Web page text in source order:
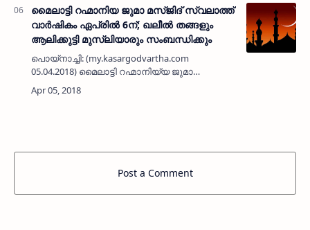
മൈലാട്ടി റഹ്മാനിയ ജുമാ മസ്ജിദ് സ്വലാത്ത്
വാര്‍ഷികം ഏപ്രില്‍ 6ന്; ഖലീല്‍ തങ്ങളും
ആലിക്കുട്ടി മുസ്ലിയാരും സംബന്ധിക്കും
പൊയ്‌നാച്ചി: (my.kasargodvartha.com
05.04.2018) മൈലാട്ടി റഹ്മാനിയ്യ ജുമാ
മസ്ജിദില്‍ കട്ടക്കാല്‍ ഉസ്താദിന്റെ നേതൃത്വത്തില്‍
പ്രതിമാസം നടന്നു വരുന്ന സ്വലാത്ത്
Post a Comment